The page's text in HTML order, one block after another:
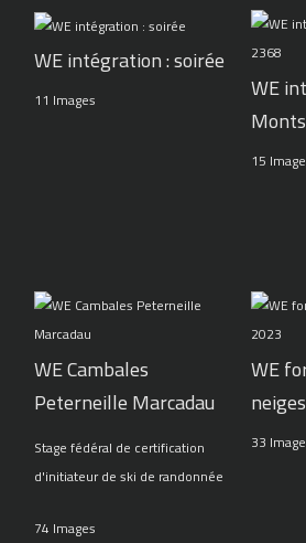
WE intégration : soirée
11 Images
WE
15
WE Cambales
Peterneille Marcadau
Stage fédéral de certification
d'initiateur de ski de randonnée
74 Images
WE
33